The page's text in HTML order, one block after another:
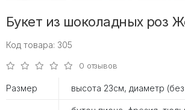
Букет из шоколадных роз
Код товара: 305
0 отзывов
Размер высота 23см, диаметр